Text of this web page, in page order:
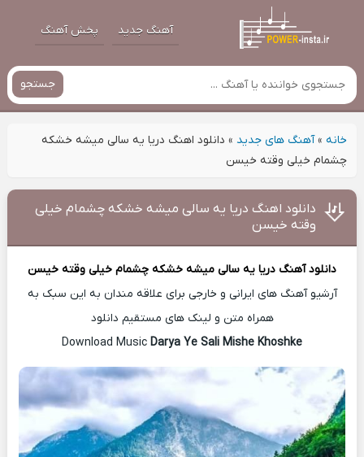
آهنگ جدید پخش آهنگ
جستجو
خانه»آهنگ های جدید » دانلود اهنگ دریا یه سالی میشه خشکه
چشمام خیلی وقته خیسن
دانلود اهنگ دریا یه سالی میشه خشکه چشمام خیلی
وقته خیسن
دانلود آهنگ دریا یه سالی میشه خشکه چشمام خیلی وقته خیسن
آرشیو آهنگ های ایرانی و خارجی برای علاقه مندان به این سبک به
همراه متن و لینک های مستقیم دانلود
Download Music
Darya Ye Sali Mishe Khoshke